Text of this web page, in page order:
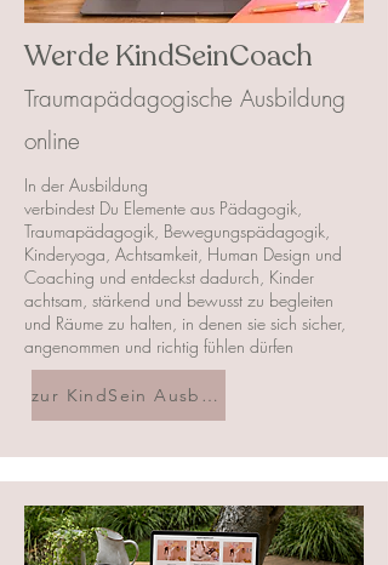
Werde KindSeinCoach
Traumapädagogische Ausbildung
online
In der Ausbildung
verbindest Du Elemente aus Pädagogik,
Traumapädagogik, Bewegungspädagogik,
Kinderyoga, Achtsamkeit, Human Design und
Coaching und entdeckst dadurch, Kinder
achtsam, stärkend und bewusst zu begleiten
und Räume zu halten, in denen sie sich sicher,
angenommen und richtig fühlen dürfen
zur KindSein Ausbildung